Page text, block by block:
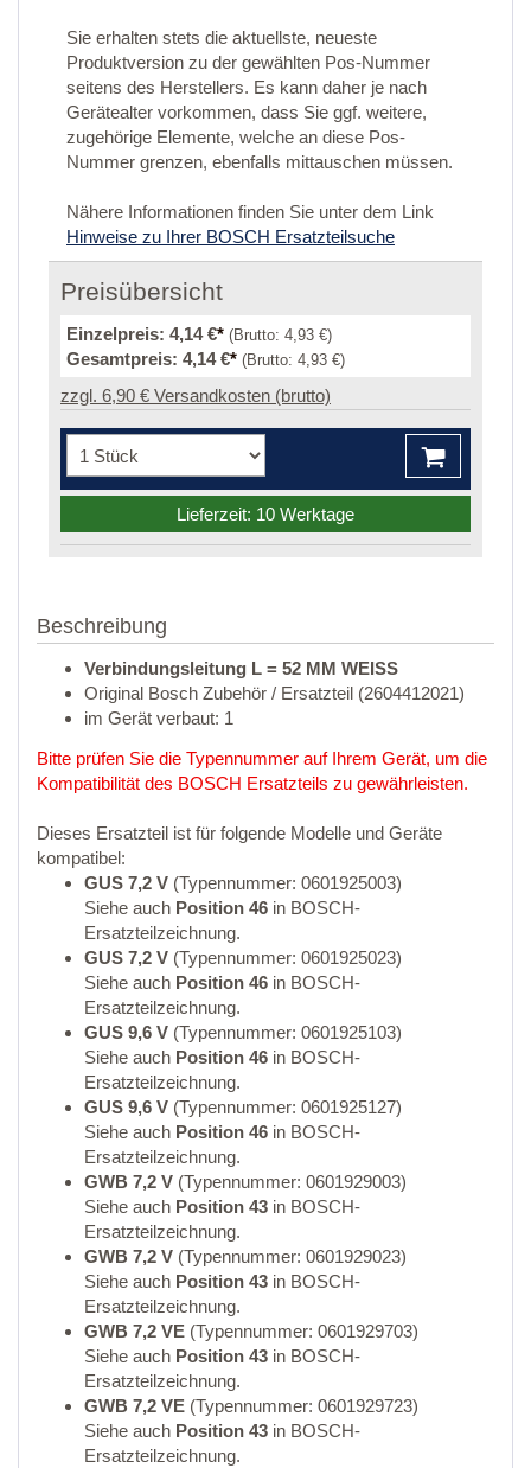
Sie erhalten stets die aktuellste, neueste
Produktversion zu der gewählten Pos-Nummer
seitens des Herstellers. Es kann daher je nach
Gerätealter vorkommen, dass Sie ggf. weitere,
zugehörige Elemente, welche an diese Pos-
Nummer grenzen, ebenfalls mittauschen müssen.
Nähere Informationen finden Sie unter dem Link
Hinweise zu Ihrer BOSCH Ersatzteilsuche
Preisübersicht
Einzelpreis: 4,14 €* (Brutto: 4,93 €)
Gesamtpreis: 4,14 €* (Brutto: 4,93 €)
zzgl. 6,90 € Versandkosten (brutto)
Lieferzeit: 10 Werktage
Beschreibung
Verbindungsleitung L = 52 MM WEISS
Original Bosch Zubehör / Ersatzteil (2604412021)
im Gerät verbaut: 1
Bitte prüfen Sie die Typennummer auf Ihrem Gerät, um die
Kompatibilität des BOSCH Ersatzteils zu gewährleisten.
Dieses Ersatzteil ist für folgende Modelle und Geräte
kompatibel:
GUS 7,2 V (Typennummer: 0601925003)
Siehe auch Position 46 in BOSCH-
Ersatzteilzeichnung.
GUS 7,2 V (Typennummer: 0601925023)
Siehe auch Position 46 in BOSCH-
Ersatzteilzeichnung.
GUS 9,6 V (Typennummer: 0601925103)
Siehe auch Position 46 in BOSCH-
Ersatzteilzeichnung.
GUS 9,6 V (Typennummer: 0601925127)
Siehe auch Position 46 in BOSCH-
Ersatzteilzeichnung.
GWB 7,2 V (Typennummer: 0601929003)
Siehe auch Position 43 in BOSCH-
Ersatzteilzeichnung.
GWB 7,2 V (Typennummer: 0601929023)
Siehe auch Position 43 in BOSCH-
Ersatzteilzeichnung.
GWB 7,2 VE (Typennummer: 0601929703)
Siehe auch Position 43 in BOSCH-
Ersatzteilzeichnung.
GWB 7,2 VE (Typennummer: 0601929723)
Siehe auch Position 43 in BOSCH-
Ersatzteilzeichnung.